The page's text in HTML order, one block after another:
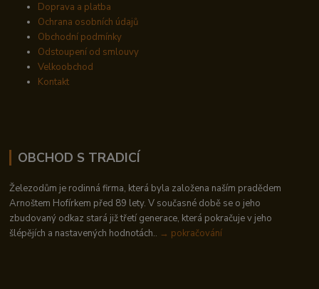
Doprava a platba
Ochrana osobních údajů
Obchodní podmínky
Odstoupení od smlouvy
Velkoobchod
Kontakt
OBCHOD S TRADICÍ
Železodům je rodinná firma, která byla založena naším pradědem
Arnoštem Hofírkem před 89 lety. V současné době se o jeho
zbudovaný odkaz stará již třetí generace, která pokračuje v jeho
šlépějích a nastavených hodnotách.. → pokračování